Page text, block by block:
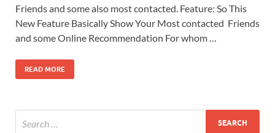
Friends and some also most contacted. Feature: So This
New Feature Basically Show Your Most contacted Friends
and some Online Recommendation For whom …
READ MORE